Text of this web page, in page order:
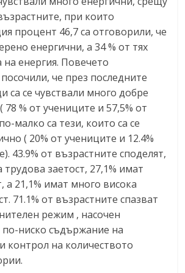
при които
процент 46,7 са отговорили, че
енергични, а 34 % от тях
на енергия. Повечето
че през последните
са се чувствали много добре
78 % от учениците и 57,5% от
малко са тези, които са се
( 20% от учениците и 12.4%
43.9% от възрастните споделят,
заетост, 27,1% имат
а 21,1% имат много висока
71.1% от възрастните спазват
режим , насочен
ниско съдържание на
контрол на количеството